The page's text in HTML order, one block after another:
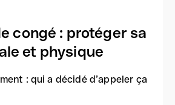
congé : protéger sa
et physique
: qui a décidé d’appeler ça